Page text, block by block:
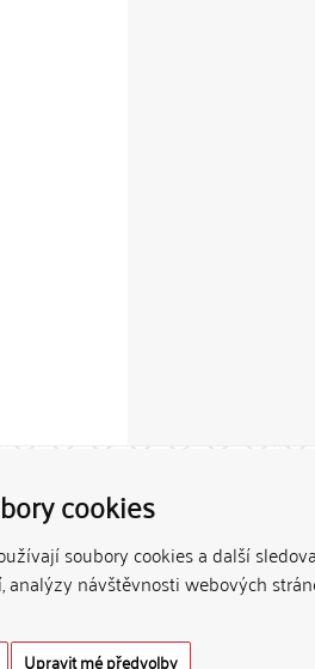
cookies
soubory cookies a další
analýzy návštěvnosti webových
Upravit mé předvolby